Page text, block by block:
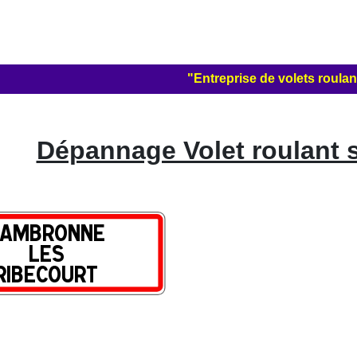
"Entreprise de volets
Dépannage Volet roulant